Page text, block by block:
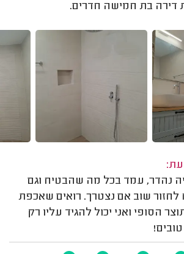
דירה בת חמישה חדרים.
נהדר, עמד בכל מה שהבטיח וגם
לחזור שוב אם נצטרך. רואים שאכפת
הסופי ואני יכול להגיד עליו רק